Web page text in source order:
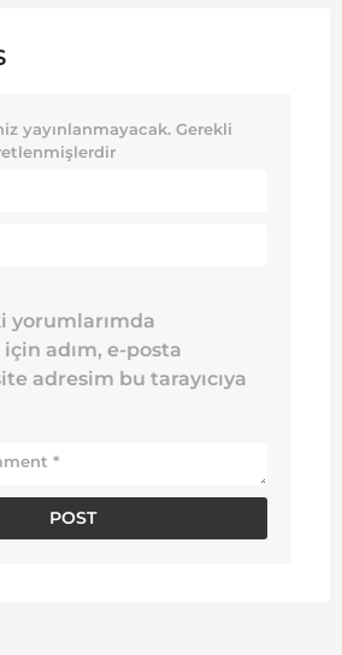
yayınlanmayacak. Gerekli
yorumlarımda
için adım, e-posta
adresim bu tarayıcıya